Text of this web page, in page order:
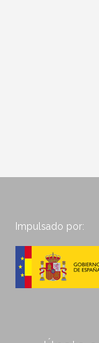
Impulsado por: